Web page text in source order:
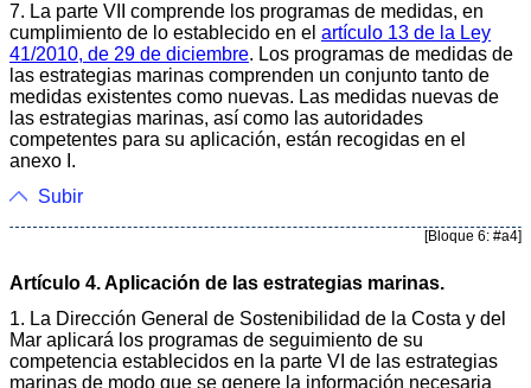
7. La parte VII comprende los programas de medidas, en
cumplimiento de lo establecido en el artículo 13 de la Ley
41/2010, de 29 de diciembre. Los programas de medidas de
las estrategias marinas comprenden un conjunto tanto de
medidas existentes como nuevas. Las medidas nuevas de
las estrategias marinas, así como las autoridades
competentes para su aplicación, están recogidas en el
anexo I.
Subir
[Bloque 6: #a4]
Artículo 4. Aplicación de las estrategias marinas.
1. La Dirección General de Sostenibilidad de la Costa y del
Mar aplicará los programas de seguimiento de su
competencia establecidos en la parte VI de las estrategias
marinas de modo que se genere la información necesaria